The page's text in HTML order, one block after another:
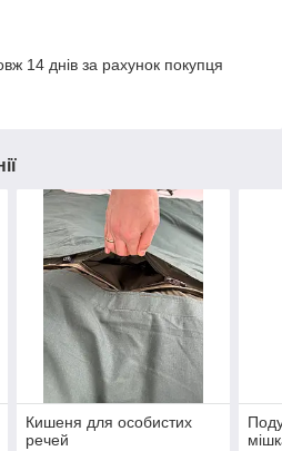
14 днів за рахунок покупця
Кишеня для особистих
речей